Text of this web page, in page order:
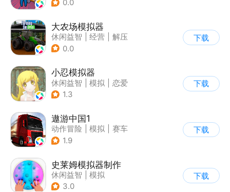
0.0
大农场模拟器
休闲益智 经营
解压
| 清新
0.0
下载
小忍模拟器
休闲益智 模拟
恋爱
| 女性向
1.3
下载
遨游中国1
动作冒险 模拟
赛车
| 写实
1.9
下载
史莱姆模拟器制作
休闲益智
模拟
| 史莱姆
3.0
下载